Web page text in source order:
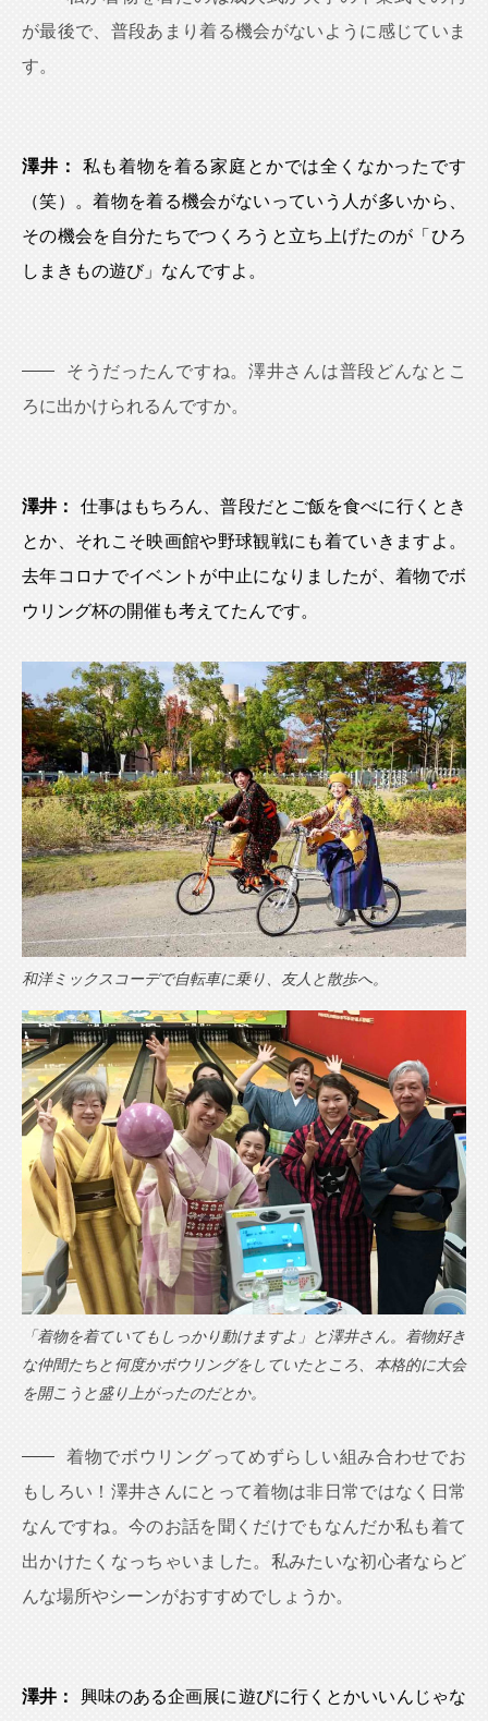
が最後で、普段あまり着る機会がないように感じていま
す。
澤井：
私も着物を着る家庭とかでは全くなかったです
（笑）。着物を着る機会がないっていう人が多いから、
その機会を自分たちでつくろうと立ち上げたのが「ひろ
しまきもの遊び」なんですよ。
そうだったんですね。澤井さんは普段どんなとこ
ろに出かけられるんですか。
澤井：
仕事はもちろん、普段だとご飯を食べに行くとき
とか、それこそ映画館や野球観戦にも着ていきますよ。
去年コロナでイベントが中止になりましたが、着物でボ
ウリング杯の開催も考えてたんです。
和洋ミックスコーデで自転車に乗り、友人と散歩へ。
「着物を着ていてもしっかり動けますよ」と澤井さん。着物好き
な仲間たちと何度かボウリングをしていたところ、本格的に大会
を開こうと盛り上がったのだとか。
着物でボウリングってめずらしい組み合わせでお
もしろい！澤井さんにとって着物は非日常ではなく日常
なんですね。今のお話を聞くだけでもなんだか私も着て
出かけたくなっちゃいました。私みたいな初心者ならど
んな場所やシーンがおすすめでしょうか。
澤井：
興味のある企画展に遊びに行くとかいいんじゃな